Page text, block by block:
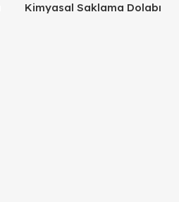
Kimyasal Saklama Dolabı